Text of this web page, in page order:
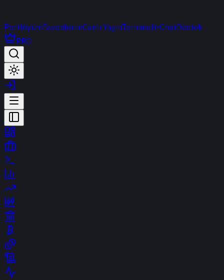
PortföyümFavorilerimCanlı YayınTerminalt-ChatDestek
PRO